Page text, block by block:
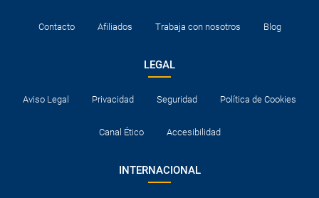
Contacto Afiliados Trabaja con nosotros Blog
LEGAL
Aviso Legal Privacidad Seguridad Política de Cookies
Canal Ético Accesibilidad
INTERNACIONAL